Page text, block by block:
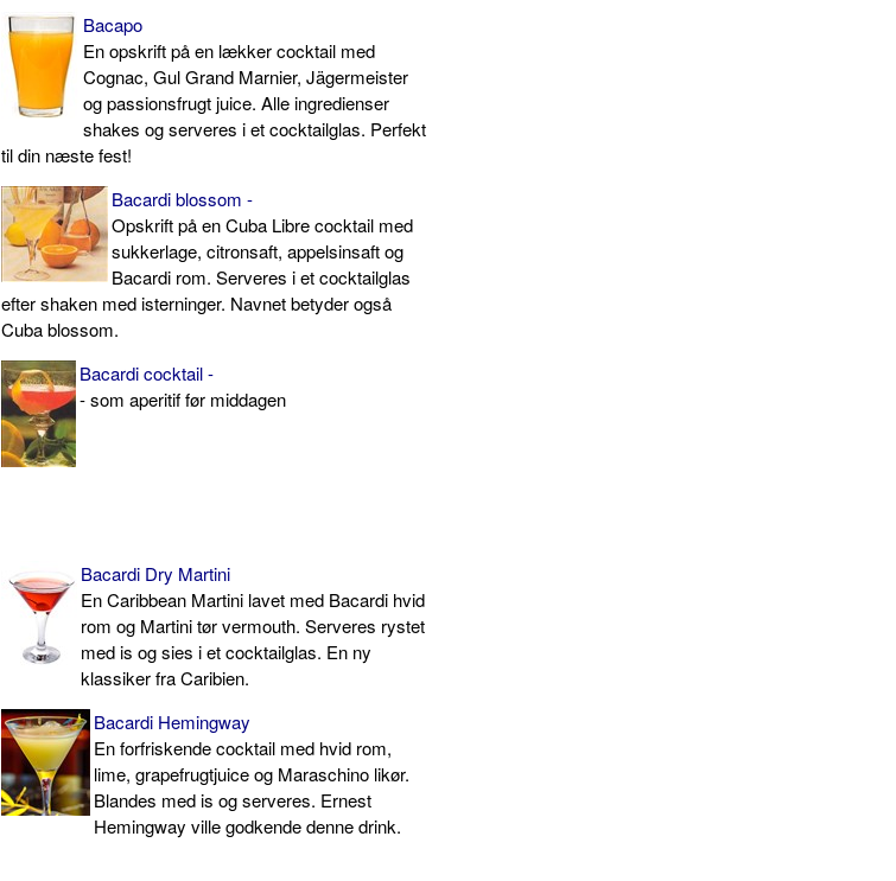
Bacapo
En opskrift på en lækker cocktail med
Cognac, Gul Grand Marnier, Jägermeister
og passionsfrugt juice. Alle ingredienser
shakes og serveres i et cocktailglas. Perfekt
til din næste fest!
Bacardi blossom -
Opskrift på en Cuba Libre cocktail med
sukkerlage, citronsaft, appelsinsaft og
Bacardi rom. Serveres i et cocktailglas
efter shaken med isterninger. Navnet betyder også
Cuba blossom.
Bacardi cocktail -
- som aperitif før middagen
Bacardi Dry Martini
En Caribbean Martini lavet med Bacardi hvid
rom og Martini tør vermouth. Serveres rystet
med is og sies i et cocktailglas. En ny
klassiker fra Caribien.
Bacardi Hemingway
En forfriskende cocktail med hvid rom,
lime, grapefrugtjuice og Maraschino likør.
Blandes med is og serveres. Ernest
Hemingway ville godkende denne drink.